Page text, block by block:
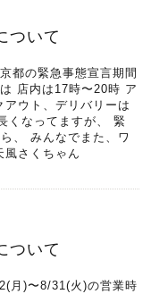
ついて
都の緊急事態宣言期間
店内は17時〜20時 ア
ウト、デリバリーは
くなってますが、 緊
、 みんなでまた、ワ
風さくちゃん
ついて
月)〜8/31(火)の営業時